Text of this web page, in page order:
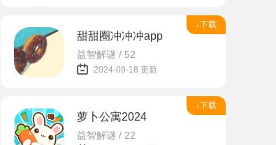
↓下载
甜甜圈冲冲冲app
益智解谜 / 52
2024-09-18 更新
↓下载
萝卜公寓2024
益智解谜 / 22